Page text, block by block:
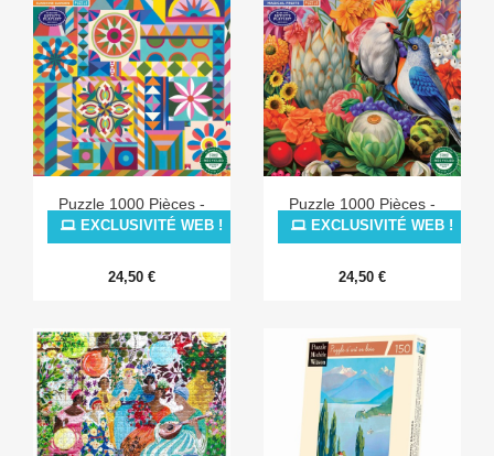
Puzzle 1000 Pièces -
Sunshine Garden
24,50 €
EXCLUSIVITÉ WEB !
Puzzle 1000 Pièces -
Magical Fruits
24,50 €
EXCLUSIVITÉ WEB !